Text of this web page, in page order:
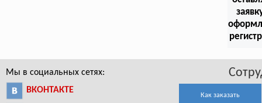
Мы в социальных сетях:
ВКОНТАКТЕ
Как заказать